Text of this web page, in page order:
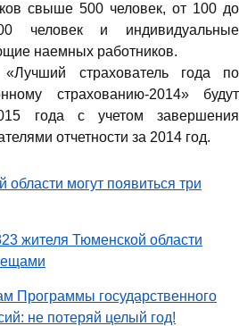
свыше 500 человек, от 100 до
человек и индивидуальные
наемных работников.
«Лучший страхователь года по
страхованию-2014» будут
года с учетом завершения
отчетности за 2014 год.
области могут появиться три
жителя Тюменской области
Программы государственного
не потеряй целый год!